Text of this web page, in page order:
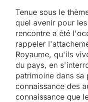
Tenue sous le
quel avenir pour
rencontre a été
rappeler
Royaume, qu'ils
du pays, en
patrimoine dans sa
connaissance des
connaissance que